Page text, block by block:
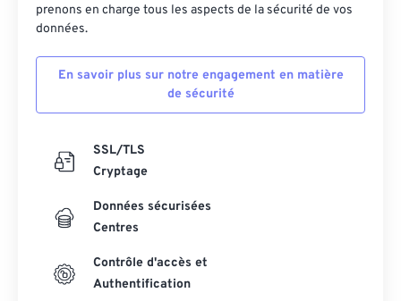
prenons en charge tous les aspects de la sécurité de vos
données.
En savoir plus sur notre engagement en matière
de sécurité
SSL/TLS
Cryptage
Données sécurisées
Centres
Contrôle d'accès et
Authentification